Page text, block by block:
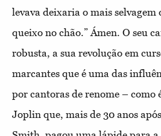
levava deixaria o mais selvagem
queixo no chão.” Ámen. O seu
robusta, a sua revolução em
marcantes que é uma das
por cantoras de renome – como
Joplin que, mais de 30 anos